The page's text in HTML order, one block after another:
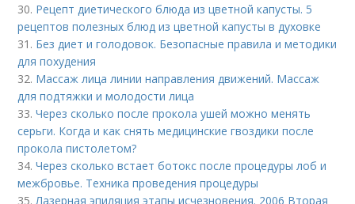
30. Рецепт диетического блюда из цветной капусты. 5
рецептов полезных блюд из цветной капусты в духовке
31. Без диет и голодовок. Безопасные правила и методики
для похудения
32. Массаж лица линии направления движений. Массаж
для подтяжки и молодости лица
33.Через сколько после прокола ушей можно менять
серьги. Когда и как снять медицинские гвоздики после
прокола пистолетом?
34.Через сколько встает ботокс после процедуры лоб и
межбровье. Техника проведения процедуры
35. Лазерная эпиляция этапы исчезновения. 2006 Вторая